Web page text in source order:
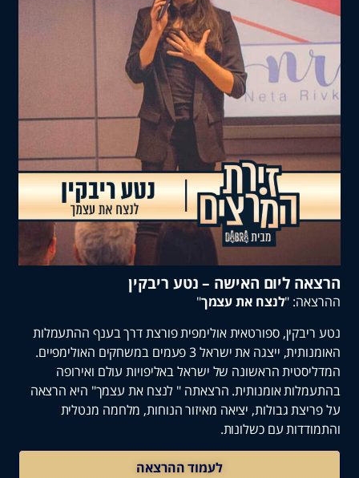
ליום האישה – נטע ריבקין
"לנצח את עצמך"
ספורטאית אולימפית פורצת דרך בענף ההתעמלות
האומנותית, ייצגה את ישראל 3 פעמים במשחקים האולימפיים.
הראשונה של ישראל באליפויות עולם ואירופה
אומנותית. הרצאתה " לנצח את עצמך" היא הרצאה
גבולות, יציאה מאיזור הנוחות, מלחמה מנטלית
עם כשלונות.
לעמוד ההרצאה